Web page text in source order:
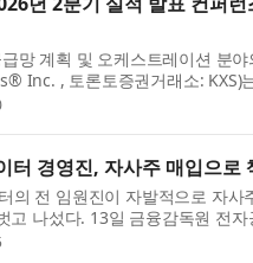
망 계획 및 오케스트레이션 분
Inc. , 토론토증권거래소: KXS)
무 실적을 논의하기 위한 컨퍼런
터 경영진, 자사주 매입으로
의 전 임원진이 자발적으로 자사
고 나섰다. 13일 금융감독원 전
를 비롯한 30여 명의 임원진 전원